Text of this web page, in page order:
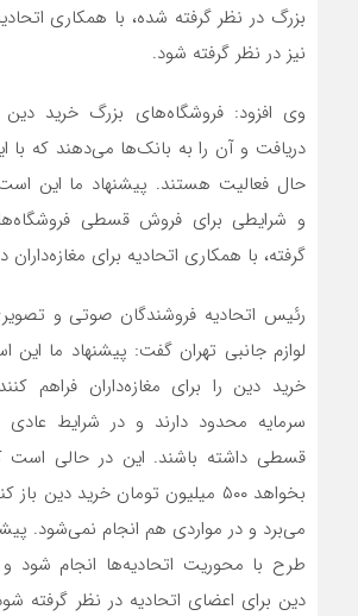
بزرگ در نظر گرفته شده، با همکاری
نیز در نظر گرفته شود.
وی افزود: فروشگاه‌های بزرگ خرید
دریافت و آن را به بانک‌ها می‌دهند که
حال فعالیت هستند. پیشنهاد ما این
و شرایطی برای فروش قسطی
گرفته، با همکاری اتحادیه برای
رئیس اتحادیه فروشندگان صوتی و
لوازم جانبی تهران گفت: پیشنهاد ما
خرید دین را برای مغازه‌داران فراهم
سرمایه محدود دارند و در شرایط عادی
قسطی داشته باشند. این در حالی است که
بخواهد ۵۰۰ میلیون تومان خرید دین
می‌برد و در مواردی هم انجام نمی‌شود.
طرح با محوریت اتحادیه‌ها انجام شود
دین برای اعضای اتحادیه در نظر گرفته